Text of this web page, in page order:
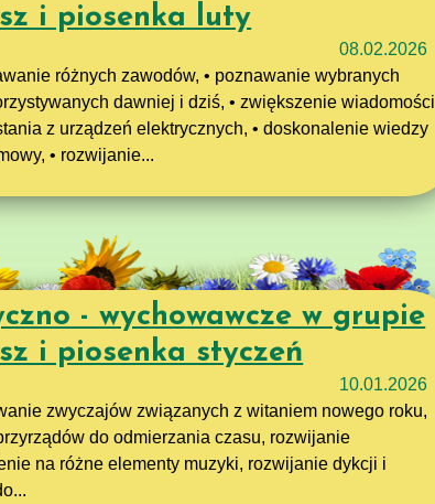
i piosenka luty
08.02.2026
różnych zawodów, • poznawanie wybranych
dawniej i dziś, • zwiększenie wiadomości
z urządzeń elektrycznych, • doskonalenie wiedzy
• rozwijanie...
- wychowawcze w grupie
i piosenka styczeń
10.01.2026
zwyczajów związanych z witaniem nowego roku,
do odmierzania czasu, rozwijanie
na różne elementy muzyki, rozwijanie dykcji i